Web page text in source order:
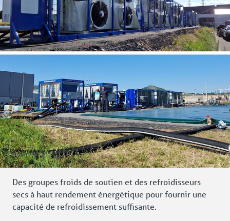
Des groupes froids de soutien et des refroidisseurs
secs à haut rendement énergétique pour fournir une
capacité de refroidissement suffisante.